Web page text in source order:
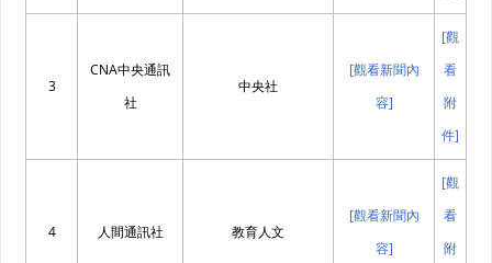
3
CNA中央通訊
社
中央社
[觀看新聞內
容]
[觀
看
附
件]
4 人間通訊社 教育人文
[觀看新聞內
容]
[觀
看
附